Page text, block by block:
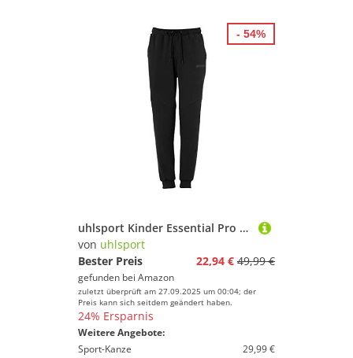
uhlsport Kinder Essential Pro Hose, schwarz, 140
von uhlsport
Bester Preis
22,94 € 49,99 €
gefunden bei Amazon
zuletzt überprüft am 27.09.2025 um 00:04; der
Preis kann sich seitdem geändert haben.
24% Ersparnis
Weitere Angebote:
Sport-Kanze
29,99 €
- 54%